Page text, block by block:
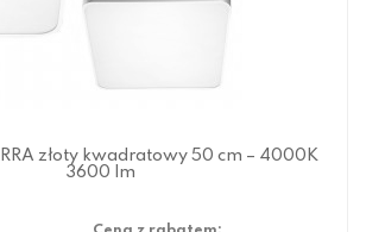
złoty kwadratowy 50 cm – 4000K
3600 lm